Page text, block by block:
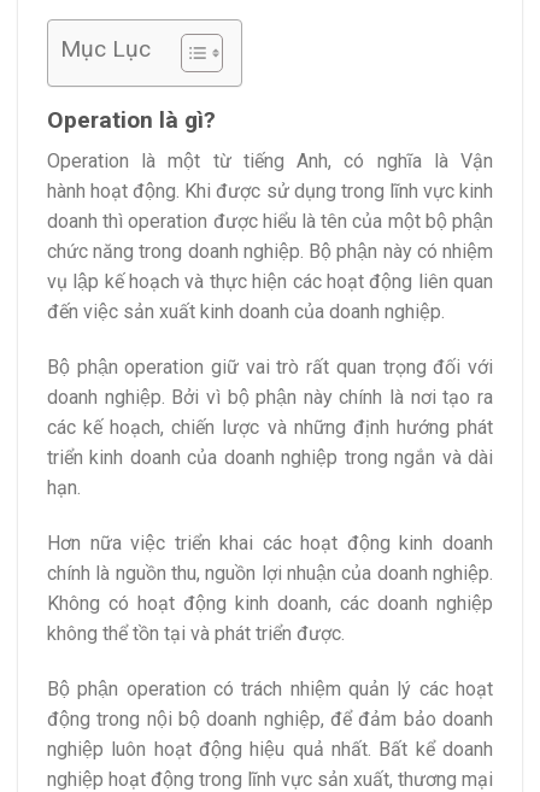
Mục Lục
Operation là gì?
Operation là một từ tiếng Anh, có nghĩa là Vận
hành hoạt động. Khi được sử dụng trong lĩnh vực kinh
doanh thì operation được hiểu là tên của một bộ phận
chức năng trong doanh nghiệp. Bộ phận này có nhiệm
vụ lập kế hoạch và thực hiện các hoạt động liên quan
đến việc sản xuất kinh doanh của doanh nghiệp.
Bộ phận operation giữ vai trò rất quan trọng đối với
doanh nghiệp. Bởi vì bộ phận này chính là nơi tạo ra
các kế hoạch, chiến lược và những định hướng phát
triển kinh doanh của doanh nghiệp trong ngắn và dài
hạn.
Hơn nữa việc triển khai các hoạt động kinh doanh
chính là nguồn thu, nguồn lợi nhuận của doanh nghiệp.
Không có hoạt động kinh doanh, các doanh nghiệp
không thể tồn tại và phát triển được.
Bộ phận operation có trách nhiệm quản lý các hoạt
động trong nội bộ doanh nghiệp, để đảm bảo doanh
nghiệp luôn hoạt động hiệu quả nhất. Bất kể doanh
nghiệp hoạt động trong lĩnh vực sản xuất, thương mại